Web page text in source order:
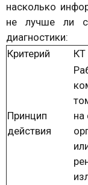
насколько
не лучше ли
диагностики:
Критерий
КТ
Принцип
действия
на